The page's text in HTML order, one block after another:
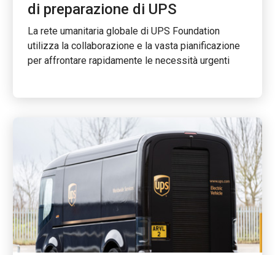
di preparazione di UPS
La rete umanitaria globale di UPS Foundation
utilizza la collaborazione e la vasta pianificazione
per affrontare rapidamente le necessità urgenti